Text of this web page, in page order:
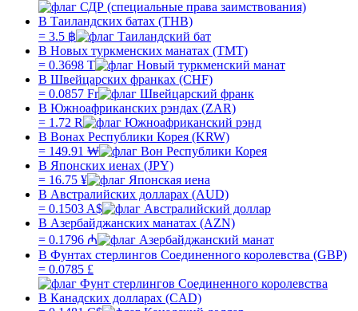
В Таиландских батах (THB)
= 3.5 ฿
В Новых туркменских манатах (TMT)
= 0.3698 T
В Швейцарских франках (CHF)
= 0.0857 Fr
В Южноафриканских рэндах (ZAR)
= 1.72 R
В Вонах Республики Корея (KRW)
= 149.91 ₩
В Японских иенах (JPY)
= 16.75 ¥
В Австралийских долларах (AUD)
= 0.1503 A$
В Азербайджанских манатах (AZN)
= 0.1796 ₼
В Фунтах стерлингов Соединенного королевства (GBP)
= 0.0785 £
В Канадских долларах (CAD)